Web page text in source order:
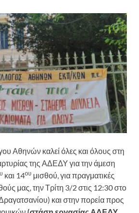
Αθηνών καλεί όλες και όλους στη
της ΑΔΕΔΥ για την άμεση
και 14ου μισθού, για πραγματικές
μας, την Τρίτη 3/2 στις 12:30 στο
και στην πορεία προς